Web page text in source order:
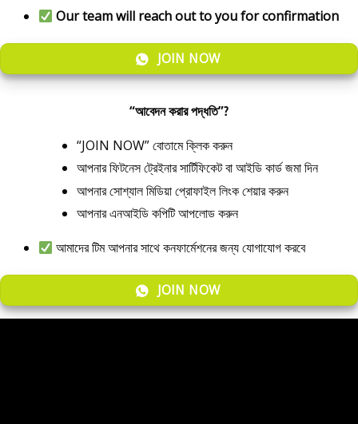
Our team will reach out to you for confirmation
JOIN NOW
“আবেদন করার পদ্ধতি”?
“JOIN NOW” বোতামে ক্লিক করুন
আপনার ফিটনেস ট্রেইনার সার্টিফিকেট বা আইডি কার্ড জমা দিন
আপনার সোশ্যাল মিডিয়া প্রোফাইল লিংক শেয়ার করুন
আপনার এনআইডি কপিটি আপলোড করুন
আমাদের টিম আপনার সাথে কনফার্মেশনের জন্য যোগাযোগ করবে
JOIN NOW